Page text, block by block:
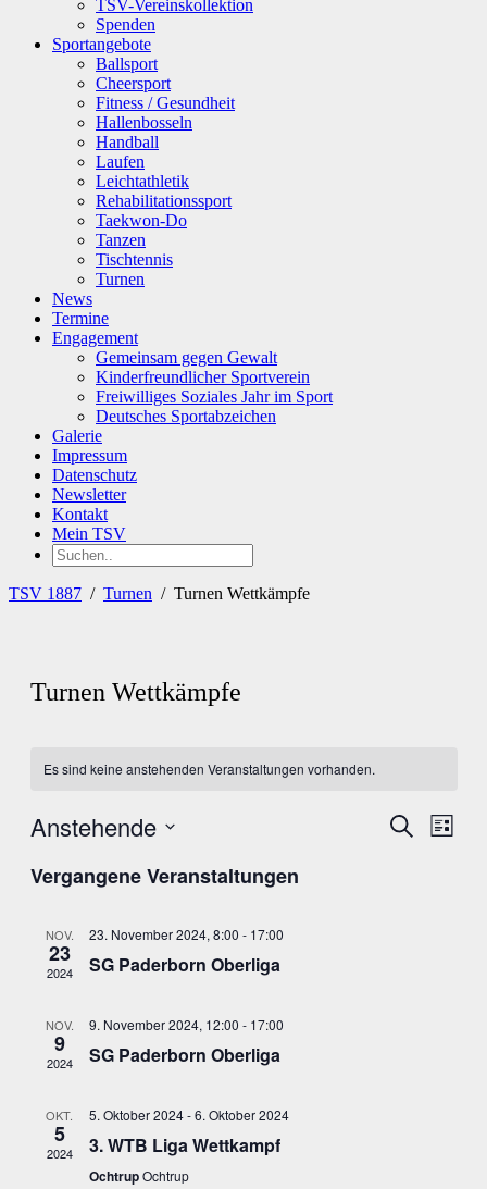
TSV-Vereinskollektion
Spenden
Sportangebote
Ballsport
Cheersport
Fitness / Gesundheit
Hallenbosseln
Handball
Laufen
Leichtathletik
Rehabilitationssport
Taekwon-Do
Tanzen
Tischtennis
Turnen
News
Termine
Engagement
Gemeinsam gegen Gewalt
Kinderfreundlicher Sportverein
Freiwilliges Soziales Jahr im Sport
Deutsches Sportabzeichen
Galerie
Impressum
Datenschutz
Newsletter
Kontakt
Mein TSV
TSV 1887 / Turnen / Turnen Wettkämpfe
Turnen Wettkämpfe
Es sind keine anstehenden Veranstaltungen vorhanden.
Suche
Liste
Anstehende
wählen.
Vergangene Veranstaltungen
NOV.
23
2024
23. November 2024, 8:00 - 17:00
SG Paderborn Oberliga
NOV.
9
2024
9. November 2024, 12:00 - 17:00
SG Paderborn Oberliga
OKT.
5
2024
5. Oktober 2024-6. Oktober 2024
3. WTB Liga Wettkampf
OchtrupOchtrup